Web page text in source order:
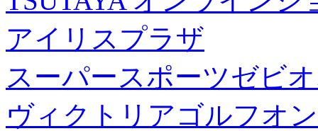
アイリスプラザ
スーパースポーツゼビ
ヴィクトリアゴルフオ